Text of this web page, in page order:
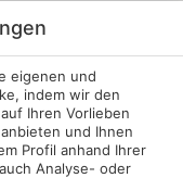
eigenen und
indem wir den
Ihren Vorlieben
und Ihnen
Profil anhand Ihrer
Analyse- oder